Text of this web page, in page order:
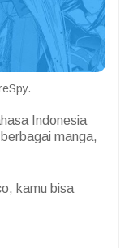
Indonesia
manga,
kamu bisa